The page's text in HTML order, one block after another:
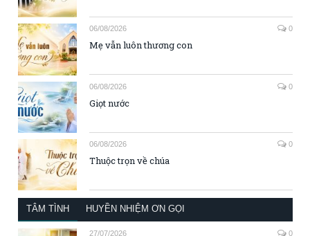
06/08/2026 0
Mẹ vẫn luôn thương con
06/08/2026 0
Giọt nước
06/08/2026 0
Thuộc trọn về chúa
TÂM TÌNH HUYỀN NHIỆM ƠN GỌI
27/07/2026 0